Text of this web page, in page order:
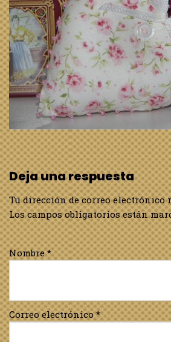
Deja una respuesta
Tu dirección de correo electrónico
Los campos obligatorios están
Nombre*
Correo electrónico*